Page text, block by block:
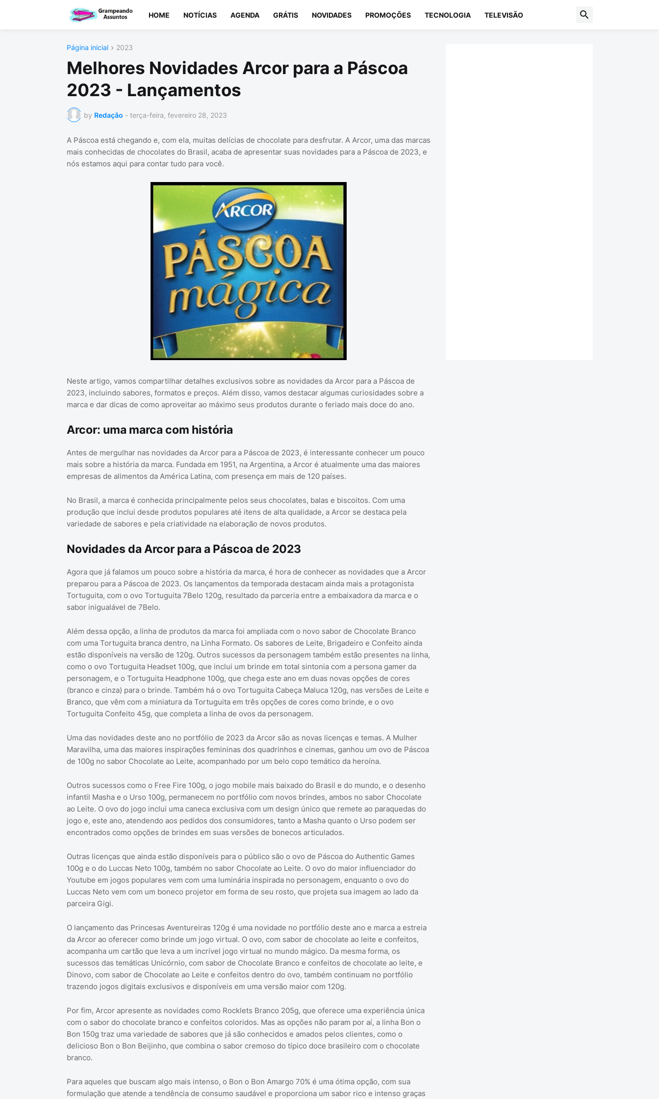
HOME NOTÍCIAS AGENDA GRÁTIS NOVIDADES PROMOÇÕES TECNOLOGIA TELEVISÃO
Página inicial 2023
Melhores Novidades Arcor para a Páscoa
2023 - Lançamentos
by Redação - terça-feira, fevereiro 28, 2023
A Páscoa está chegando e, com ela, muitas delícias de chocolate para desfrutar. A Arcor, uma das marcas
mais conhecidas de chocolates do Brasil, acaba de apresentar suas novidades para a Páscoa de 2023, e
nós estamos aqui para contar tudo para você.
Neste artigo, vamos compartilhar detalhes exclusivos sobre as novidades da Arcor para a Páscoa de
2023, incluindo sabores, formatos e preços. Além disso, vamos destacar algumas curiosidades sobre a
marca e dar dicas de como aproveitar ao máximo seus produtos durante o feriado mais doce do ano.
Arcor: uma marca com história
Antes de mergulhar nas novidades da Arcor para a Páscoa de 2023, é interessante conhecer um pouco
mais sobre a história da marca. Fundada em 1951, na Argentina, a Arcor é atualmente uma das maiores
empresas de alimentos da América Latina, com presença em mais de 120 países.
No Brasil, a marca é conhecida principalmente pelos seus chocolates, balas e biscoitos. Com uma
produção que inclui desde produtos populares até itens de alta qualidade, a Arcor se destaca pela
variedade de sabores e pela criatividade na elaboração de novos produtos.
Novidades da Arcor para a Páscoa de 2023
Agora que já falamos um pouco sobre a história da marca, é hora de conhecer as novidades que a Arcor
preparou para a Páscoa de 2023. Os lançamentos da temporada destacam ainda mais a protagonista
Tortuguita, com o ovo Tortuguita 7Belo 120g, resultado da parceria entre a embaixadora da marca e o
sabor inigualável de 7Belo.
Além dessa opção, a linha de produtos da marca foi ampliada com o novo sabor de Chocolate Branco
com uma Tortuguita branca dentro, na Linha Formato. Os sabores de Leite, Brigadeiro e Confeito ainda
estão disponíveis na versão de 120g. Outros sucessos da personagem também estão presentes na linha,
como o ovo Tortuguita Headset 100g, que inclui um brinde em total sintonia com a persona gamer da
personagem, e o Tortuguita Headphone 100g, que chega este ano em duas novas opções de cores
(branco e cinza) para o brinde. Também há o ovo Tortuguita Cabeça Maluca 120g, nas versões de Leite e
Branco, que vêm com a miniatura da Tortuguita em três opções de cores como brinde, e o ovo
Tortuguita Confeito 45g, que completa a linha de ovos da personagem.
Uma das novidades deste ano no portfólio de 2023 da Arcor são as novas licenças e temas. A Mulher
Maravilha, uma das maiores inspirações femininas dos quadrinhos e cinemas, ganhou um ovo de Páscoa
de 100g no sabor Chocolate ao Leite, acompanhado por um belo copo temático da heroína.
Outros sucessos como o Free Fire 100g, o jogo mobile mais baixado do Brasil e do mundo, e o desenho
infantil Masha e o Urso 100g, permanecem no portfólio com novos brindes, ambos no sabor Chocolate
ao Leite. O ovo do jogo inclui uma caneca exclusiva com um design único que remete ao paraquedas do
jogo e, este ano, atendendo aos pedidos dos consumidores, tanto a Masha quanto o Urso podem ser
encontrados como opções de brindes em suas versões de bonecos articulados.
Outras licenças que ainda estão disponíveis para o público são o ovo de Páscoa do Authentic Games
100g e o do Luccas Neto 100g, também no sabor Chocolate ao Leite. O ovo do maior influenciador do
Youtube em jogos populares vem com uma luminária inspirada no personagem, enquanto o ovo do
Luccas Neto vem com um boneco projetor em forma de seu rosto, que projeta sua imagem ao lado da
parceira Gigi.
O lançamento das Princesas Aventureiras 120g é uma novidade no portfólio deste ano e marca a estreia
da Arcor ao oferecer como brinde um jogo virtual. O ovo, com sabor de chocolate ao leite e confeitos,
acompanha um cartão que leva a um incrível jogo virtual no mundo mágico. Da mesma forma, os
sucessos das temáticas Unicórnio, com sabor de Chocolate Branco e confeitos de chocolate ao leite, e
Dinovo, com sabor de Chocolate ao Leite e confeitos dentro do ovo, também continuam no portfólio
trazendo jogos digitais exclusivos e disponíveis em uma versão maior com 120g.
Por fim, Arcor apresente as novidades como Rocklets Branco 205g, que oferece uma experiência única
com o sabor do chocolate branco e confeitos coloridos. Mas as opções não param por aí, a linha Bon o
Bon 150g traz uma variedade de sabores que já são conhecidos e amados pelos clientes, como o
delicioso Bon o Bon Beijinho, que combina o sabor cremoso do típico doce brasileiro com o chocolate
branco.
Para aqueles que buscam algo mais intenso, o Bon o Bon Amargo 70% é uma ótima opção, com sua
formulação que atende a tendência de consumo saudável e proporciona um sabor rico e intenso graças